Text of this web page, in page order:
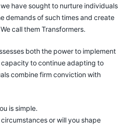
have sought to nurture individuals
demands of such times and create
call them Transformers.
both the power to implement
to continue adapting to
combine firm conviction with
is simple.
or will you shape